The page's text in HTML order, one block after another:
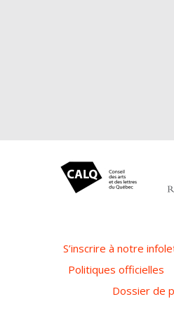
S’inscrire à notre
Politiques officielles
Dossier de